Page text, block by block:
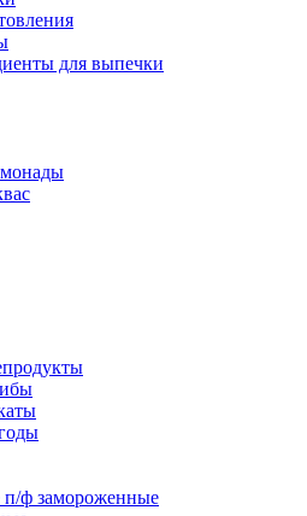
для выпечки
ф замороженные